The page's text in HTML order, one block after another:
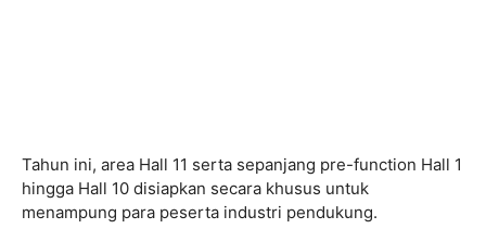
Tahun ini, area Hall 11 serta sepanjang pre-function Hall 1
hingga Hall 10 disiapkan secara khusus untuk
menampung para peserta industri pendukung.